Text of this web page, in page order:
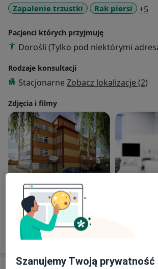
Zapalenie trzustki
Rak piersi +5
Pacjenci których przyjmuję
Dorośli (Tylko pod niektórymi
Rodzaje konsultacji
Stacjonarne Zobacz lokalizacje (2)
Zdjęcia i filmy
Zobacz galerię (7)
Szanujemy Twoją prywatność